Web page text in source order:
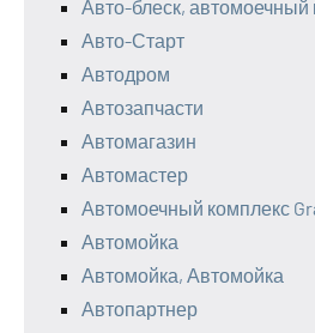
Авто-блеск, автомоечный
Авто-Старт
Автодром
Автозапчасти
Автомагазин
Автомастер
Автомоечный комплекс
Автомойка
Автомойка, Автомойка
Автопартнер